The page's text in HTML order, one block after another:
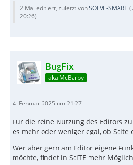
2 Mal editiert, zuletzt vonSOLVE-SMART(
20:26)
BugFix
aka McBarby
4. Februar 2025 um 21:27
Für die reine Nutzung des Editors
es mehr oder weniger egal, ob Scite
Wer aber gern am Editor eigene
möchte, findet in SciTE mehr